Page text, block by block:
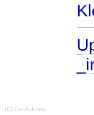
(C) Die Autoren